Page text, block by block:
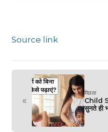
Source link
«
पिछला
Child
सुनते ही